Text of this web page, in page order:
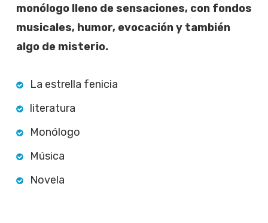
monólogo lleno de sensaciones, con fondos
musicales, humor, evocación y también
algo de misterio.
La estrella fenicia
literatura
Monólogo
Música
Novela